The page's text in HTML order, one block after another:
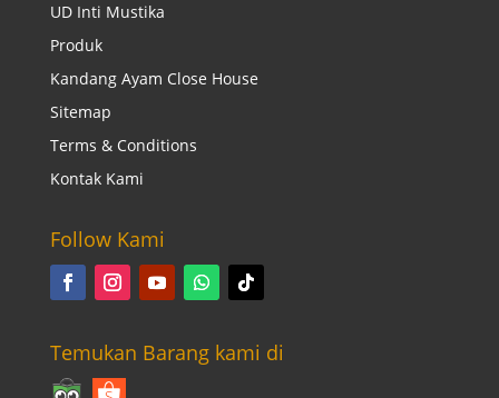
UD Inti Mustika
Produk
Kandang Ayam Close House
Sitemap
Terms & Conditions
Kontak Kami
Follow Kami
Temukan Barang kami di